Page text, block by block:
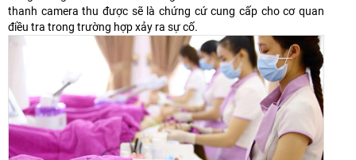
thanh camera thu được sẽ là chứng cứ cung cấp cho cơ quan
điều tra trong trường hợp xảy ra sự cố.